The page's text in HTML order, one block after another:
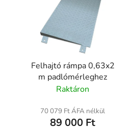
Felhajtó rámpa 0,63x2
m padlómérleghez
Raktáron
70 079 Ft ÁFA nélkül
89 000 Ft